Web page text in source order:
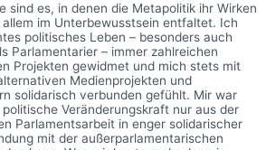
sind es, in denen die Metapolitik ihr Wirken
im Unterbewusstsein entfaltet. Ich
politisches Leben – besonders auch
Parlamentarier – immer zahlreichen
Projekten gewidmet und mich stets mit
Medienprojekten und
solidarisch verbunden gefühlt. Mir war
Veränderungskraft nur aus der
Parlamentsarbeit in enger solidarischer
mit der außerparlamentarischen